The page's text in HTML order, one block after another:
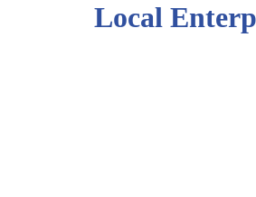
Local